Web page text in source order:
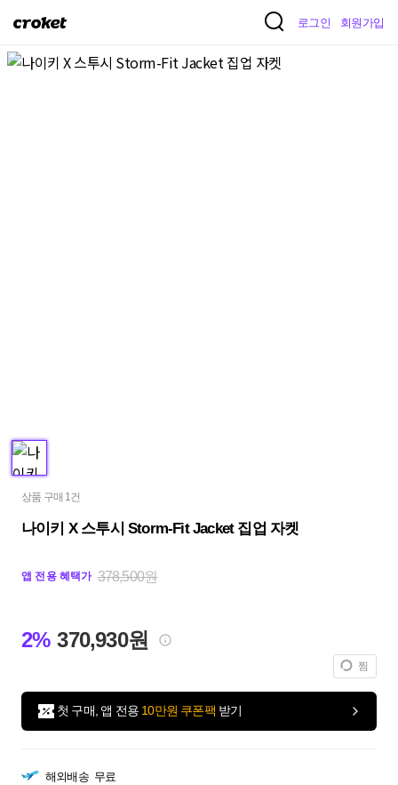
크
켓
로그인 회원가입
상품 구매 1건
나이키 X 스투시 Storm-Fit Jacket 집업 자켓
앱 전용 혜택가 378,500원
2% 370,930원
찜
첫 구매, 앱 전용 10만원 쿠폰팩 받기
해외배송 무료